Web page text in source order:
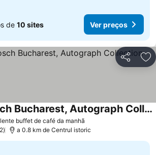
de 10 sites Ver preços
Partilhar
buffet de café da manhã
The Marmorosch Bucharest, Autograph Collection
a 0.8 km de Centrul istoric